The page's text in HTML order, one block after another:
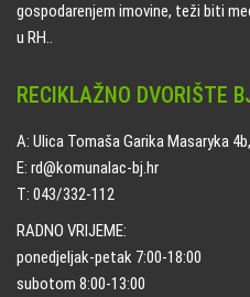
gospodarenjem imovine, teži biti
u RH..
RECIKLAŽNO DVORIŠTE
A: Ulica Tomaša Garika Masaryka
E: rd@komunalac-bj.hr
T: 043/332-112
RADNO VRIJEME:
ponedjeljak-petak 7:00-18:00
subotom 8:00-13:00